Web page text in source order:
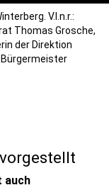
V.l.n.r.:
Thomas Grosche,
der Direktion
auch